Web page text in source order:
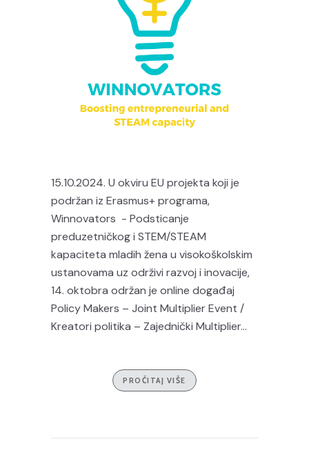
15.10.2024. U okviru EU projekta koji je
podržan iz Erasmus+ programa,
Winnovators - Podsticanje
preduzetničkog i STEM/STEAM
kapaciteta mladih žena u visokoškolskim
ustanovama uz održivi razvoj i inovacije,
14. oktobra održan je online događaj
Policy Makers – Joint Multiplier Event /
Kreatori politika – Zajednički Multiplier...
PROČITAJ VIŠE